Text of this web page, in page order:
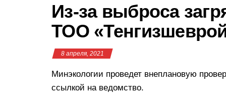
Из-за выброса
ТОО
8 апреля, 2021
Минэкологии проведет внеплановую
ссылкой на ведомство.